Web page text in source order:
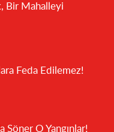
Bir Mahalleyi
Feda Edilemez!
Söner O Yangınlar!